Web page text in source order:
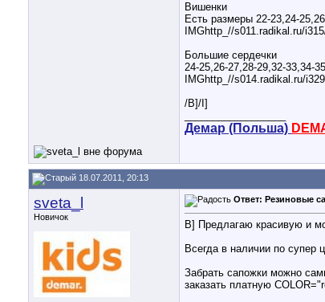
Вишенки
Есть размеры 22-23,24-
IMGhttp_//s011.radikal.ru/
Большие сердечки
24-25,26-27,28-29,32-33,34-35
IMGhttp_//s014.radikal.ru/
/B]/I]
Демар (Польша)
18.07.2011, 20:13
sveta_l
Новичок
Ответ: Резиновые
B] Предлагаю красивую и
Всегда в наличии по супер
Забрать сапожки можно
заказать платную